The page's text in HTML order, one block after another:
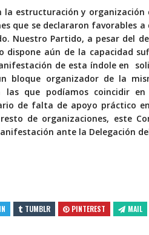
estructuración y
que se declararon favorables
Nuestro Partido, a pesar del
dispone aún de la capacidad
de esta índole en
bloque organizador de la
las que podíamos coincidir
de falta de apoyo práctico
de organizaciones, este
ante la Delegación
TUMBLR PINTEREST MAIL